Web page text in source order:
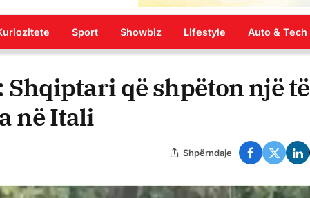
Sport Showbiz Lifestyle Auto & Tech
që shpëton një të
në Itali
Shpërndaje